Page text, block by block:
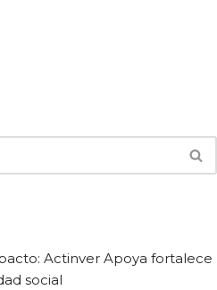
Actinver Apoya fortalece
social